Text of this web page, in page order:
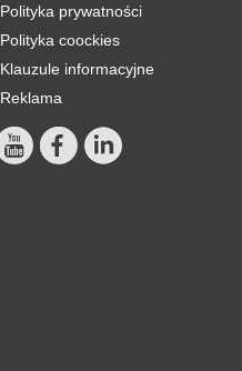
Polityka prywatności
Polityka coockies
Klauzule informacyjne
Reklama